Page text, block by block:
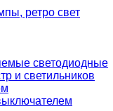
ретро свет
светодиодные
и светильников